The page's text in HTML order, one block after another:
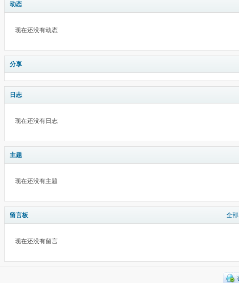
动态
现在还没有动态
分享
日志
现在还没有日志
主题
现在还没有主题
留言板 全部
现在还没有留言